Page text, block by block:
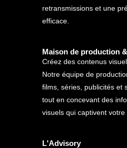
retransmissions et une
efficace.
Maison de production
Créez des contenus
Notre équipe de
films, séries, publicités et
tout en concevant des
visuels qui captivent votre
L'Advisory